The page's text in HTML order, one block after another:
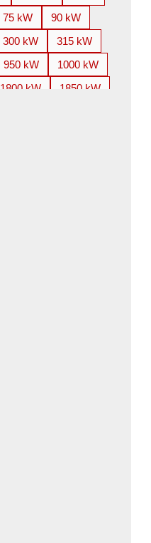
75 kW
90 kW
300 kW
315 kW
950 kW
1000 kW
1800 kW
1850 kW